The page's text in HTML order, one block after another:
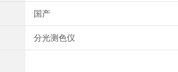
国产
分光测色仪